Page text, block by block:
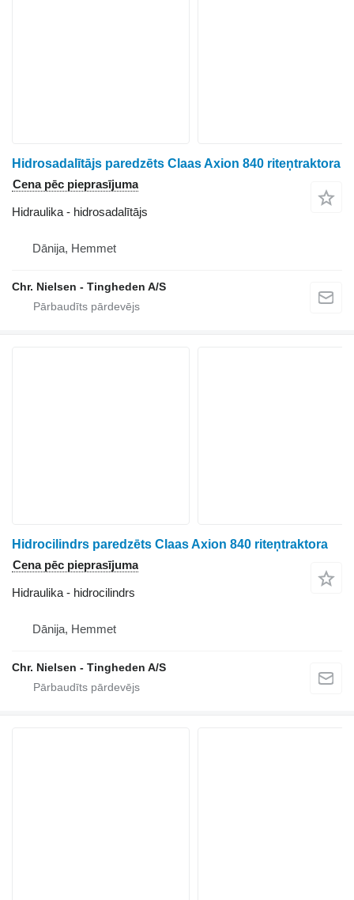
Hidrosadalītājs paredzēts Claas Axion 840 riteņtraktora
Cena pēc pieprasījuma
Hidraulika - hidrosadalītājs
Dānija, Hemmet
Chr. Nielsen - Tingheden A/S
Hidrocilindrs paredzēts Claas Axion 840 riteņtraktora
Cena pēc pieprasījuma
Hidraulika - hidrocilindrs
Dānija, Hemmet
Chr. Nielsen - Tingheden A/S